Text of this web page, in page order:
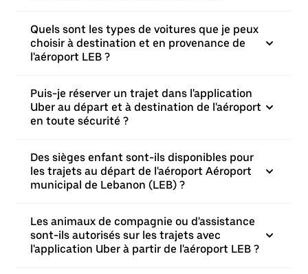
Quels sont les types de voitures que je peux
choisir à destination et en provenance de
l'aéroport LEB ?
Puis-je réserver un trajet dans l'application
Uber au départ et à destination de l'aéroport
en toute sécurité ?
Des sièges enfant sont-ils disponibles pour
les trajets au départ de l'aéroport Aéroport
municipal de Lebanon (LEB) ?
Les animaux de compagnie ou d'assistance
sont-ils autorisés sur les trajets avec
l'application Uber à partir de l'aéroport LEB ?